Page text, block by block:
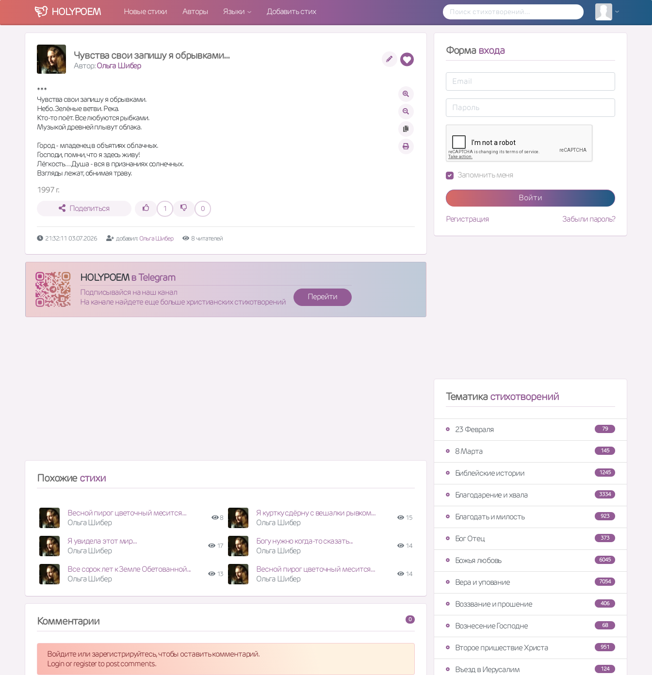
HOLYPOEM Новые стихи Авторы Языки Добавить стих
Чувства свои запишу я обрывками...
Автор:Ольга Шибер
* * *
Чувства свои запишу я обрывками.
Небо. Зелёные ветви. Река.
Кто-то поёт. Все любуются рыбками.
Музыкой древней плывут облака.
Город - младенец в объятиях облачных.
Господи, помни, что я здесь живу!
Лёгкость… Душа - вся в признаниях солнечных.
Взгляды лежат, обнимая траву.
1997 г.
Поделиться
1 0
21:32:11 03.07.2026 добавил: Ольга Шибер 8 читателей
HOLYPOEMв Telegram
Подписывайся на наш канал
На канале найдете еще больше христианских стихотворений
Перейти
Похожие стихи
Весной пирог цветочный месится...
Ольга Шибер
8
Я куртку сдёрну с вешалки рывком...
Ольга Шибер
15
Я увидела этот мир...
Ольга Шибер
17
Богу нужно когда-то сказать...
Ольга Шибер
14
Все сорок лет к Земле Обетованной...
Ольга Шибер
13
Весной пирог цветочный месится...
Ольга Шибер
14
0
Комментарии
Войдите или зарегистрируйтесь, чтобы оставить комментарий.
Login or register to post comments.
Форма входа
Запомнить меня
Войти
Регистрация Забыли пароль?
Тематикастихотворений
79
23 Февраля
145
8 Марта
1245
Библейские истории
3334
Благодарение и хвала
923
Благодать и милость
373
Бог Отец
6045
Божья любовь
7054
Вера и упование
406
Воззвание и прошение
68
Вознесение Господне
951
Второе пришествие Христа
124
Въезд в Иерусалим